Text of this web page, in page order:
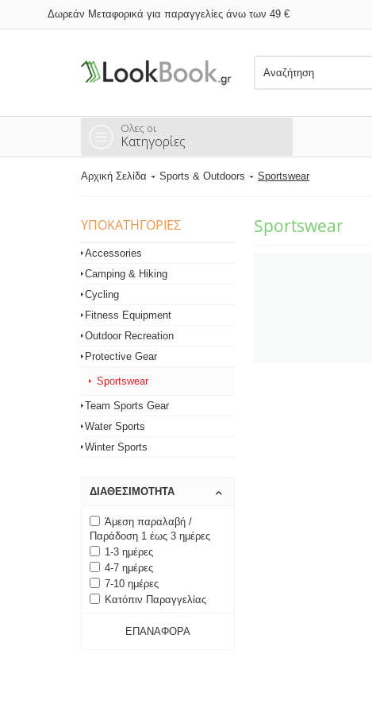
Δωρεάν Μεταφορικά για παραγγελίες άνω των 49 €
Ολες οι
Κατηγορίες
Αρχική Σελίδα Sports & Outdoors Sportswear
ΥΠΟΚΑΤΗΓΟΡΊΕΣ
Accessories
Camping & Hiking
Cycling
Fitness Equipment
Outdoor Recreation
Protective Gear
Sportswear
Team Sports Gear
Water Sports
Winter Sports
ΔΙΑΘΕΣΙΜΌΤΗΤΑ
Άμεση παραλαβή /
Παράδοση 1 έως 3 ημέρες
1-3 ημέρες
4-7 ημέρες
7-10 ημέρες
Κατόπιν Παραγγελίας
ΕΠΑΝΑΦΟΡΆ
Sportswear